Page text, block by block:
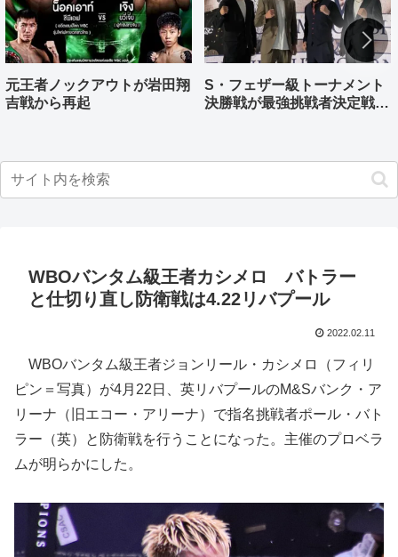
元王者ノックアウトが岩田翔
吉戦から再起
S・フェザー級トーナメント
決勝戦が最強挑戦者決定戦兼
WBOバンタム級王者カシメロ バトラー
と仕切り直し防衛戦は4.22リバプール
2022.02.11
WBOバンタム級王者ジョンリール・カシメロ（フィリ
ピン＝写真）が4月22日、英リバプールのM&Sバンク・ア
リーナ（旧エコー・アリーナ）で指名挑戦者ポール・バト
ラー（英）と防衛戦を行うことになった。主催のプロベラ
ムが明らかにした。